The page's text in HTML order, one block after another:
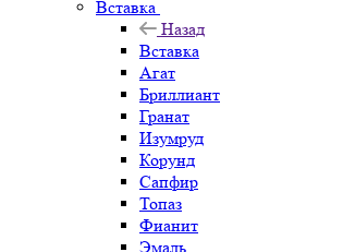
Вставка
Назад
Вставка
Агат
Бриллиант
Гранат
Изумруд
Корунд
Сапфир
Топаз
Фианит
Эмаль